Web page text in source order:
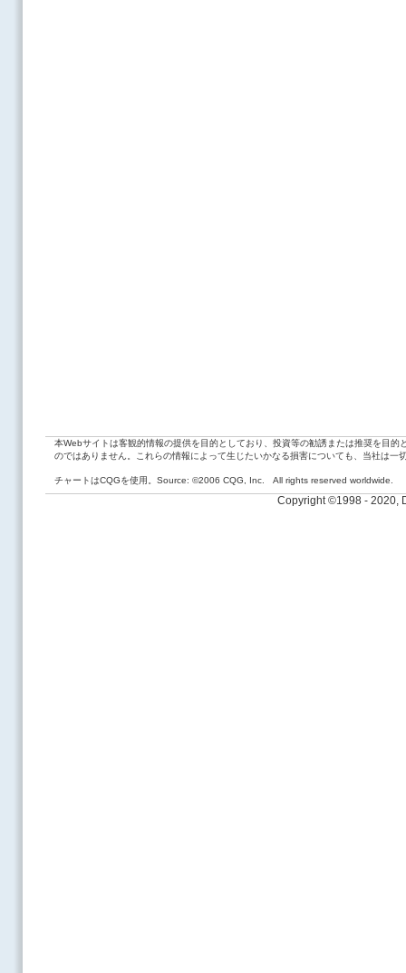
本Webサイトは客観的情報の提供を目的としており、投資等の勧誘または推奨を目
のではありません。これらの情報によって生じたいかなる損害についても、当社は一
チャートはCQGを使用。Source: ©2006 CQG, Inc. All rights reserved worldwide.
Copyright ©1998 - 2020,